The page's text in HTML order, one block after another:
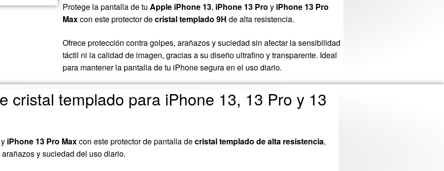
Protege la pantalla de tu Apple iPhone 13, iPhone 13 Pro y iPhone 13 Pro
Maxcon este protector decristal templado 9H de alta resistencia.
Ofrece protección contra golpes, arañazos y suciedad sin afectar la sensibilidad
táctil ni la calidad de imagen, gracias a su diseño ultrafino y transparente. Ideal
para mantener la pantalla de tu iPhone segura en el uso diario.
cristal templado para iPhone 13, 13 Pro y 13
y iPhone 13 Pro Maxcon este protector de pantalla decristal templado de alta resistencia,
y suciedad del uso diario.